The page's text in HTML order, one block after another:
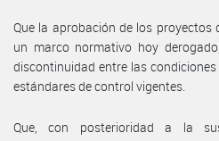
Que la aprobación de los
un marco normativo hoy
discontinuidad entre las
estándares de control vigentes.
Que, con posterioridad a la